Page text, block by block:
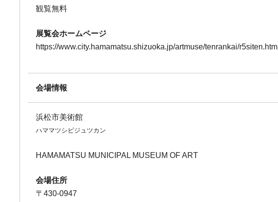
観覧無料
展覧会ホームページ
https://www.city.hamamatsu.shizuoka.jp/artmuse/tenrankai/r5siten.html
会場情報
浜松市美術館
ハママツシビジュツカン
HAMAMATSU MUNICIPAL MUSEUM OF ART
会場住所
〒430-0947